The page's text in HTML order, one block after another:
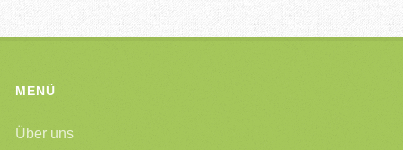
MENÜ
Über uns